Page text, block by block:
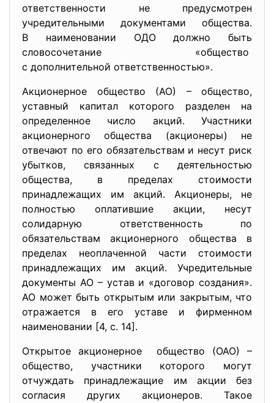
ответственности не предусмотрен
учредительными документами общества.
В наименовании ОДО должно быть
словосочетание «общество
с дополнительной ответственностью».
Акционерное общество (АО) – общество,
уставный капитал которого разделен на
определенное число акций. Участники
акционерного общества (акционеры) не
отвечают по его обязательствам и несут риск
убытков, связанных с деятельностью
общества, в пределах стоимости
принадлежащих им акций. Акционеры, не
полностью оплатившие акции, несут
солидарную ответственность по
обязательствам акционерного общества в
пределах неоплаченной части стоимости
принадлежащих им акций. Учредительные
документы АО – устав и «договор создания».
АО может быть открытым или закрытым, что
отражается в его уставе и фирменном
наименовании [4, с. 14].
Открытое акционерное общество (ОАО) –
общество, участники которого могут
отчуждать принадлежащие им акции без
согласия других акционеров. Такое